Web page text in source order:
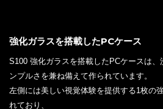
強化ガラスを搭載したPCケース
S100 強化ガラスを搭載したPCケースは、
ンプルさを兼ね備えて作られています。
左側には美しい視覚体験を提供する1枚の
れており、